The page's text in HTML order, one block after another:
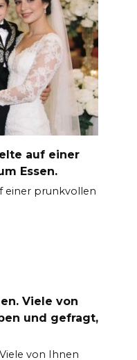
auf einer
Essen.
einer prunkvollen
Viele von
und gefragt,
von Ihnen